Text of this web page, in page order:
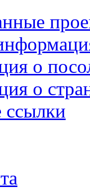
о
о
ссылки